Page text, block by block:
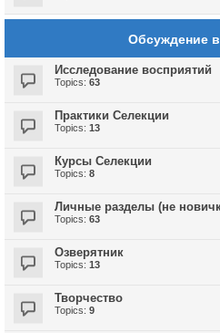
Обсуждение
Исследование восприятий
Topics: 63
Практики Селекции
Topics: 13
Курсы Селекции
Topics: 8
Личные разделы (не
Topics: 63
Озверятник
Topics: 13
Творчество
Topics: 9